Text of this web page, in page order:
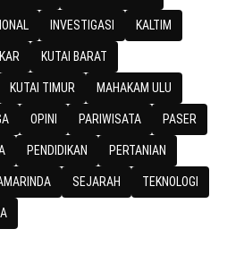
INVESTIGASI KALTIM
KUTAI BARAT
KUTAI TIMUR MAHAKAM ULU
OPINI PARIWISATA PASER
PENDIDIKAN PERTANIAN
SEJARAH TEKNOLOGI